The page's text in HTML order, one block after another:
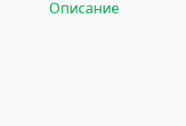
Описание